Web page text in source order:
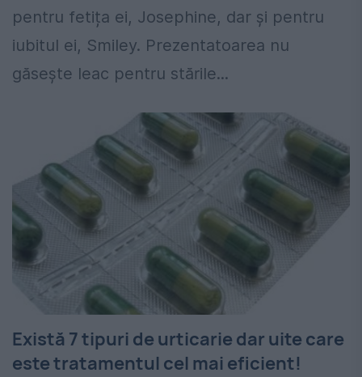
pentru fetița ei, Josephine, dar și pentru
iubitul ei, Smiley. Prezentatoarea nu
găsește leac pentru stările...
Există 7 tipuri de urticarie dar uite care
este tratamentul cel mai eficient!